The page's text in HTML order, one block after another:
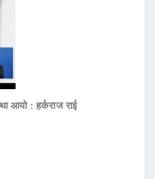
आयो : हर्कराज राई